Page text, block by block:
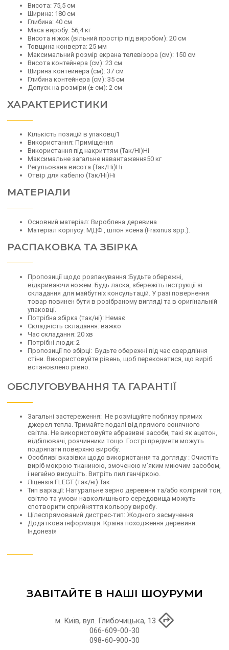
Висота: 75,5 см
Ширина: 180 см
Глибина: 40 см
Маса виробу: 56,4 кг
Висота ніжок (вільний простір під виробом): 20 см
Товщина конверта: 25 мм
Максимальний розмір екрана телевізора (см): 150 см
Висота контейнера (см): 23 см
Ширина контейнера (см): 37 см
Глибина контейнера (см): 35 см
Допуск на розміри (± см): 2 см
ХАРАКТЕРИСТИКИ
Кількість позицій в упаковці1
Використання: Приміщення
Використання під накриттям (Так/Ні)Ні
Максимальне загальне навантаження50 кг
Регульована висота (Так/Ні)Ні
Отвір для кабелю (Так/Ні)Ні
МАТЕРІАЛИ
Основний матеріал: Вироблена деревина
Матеріал корпусу: МДФ , шпон ясена (Fraxinus spp.).
РАСПАКОВКА ТА ЗБІРКА
Пропозиції щодо розпакування :Будьте обережні,
відкриваючи ножем. Будь ласка, збережіть інструкції зі
складання для майбутніх консультацій. У разі повернення
товар повинен бути в розібраному вигляді та в оригінальній
упаковці.
Потрібна збірка (так/ні): Немає
Складність складання: важко
Час складання: 20 хв
Потрібні люди: 2
Пропозиції по збірці: Будьте обережні під час свердління
стіни. Використовуйте рівень, щоб переконатися, що виріб
встановлено рівно.
ОБСЛУГОВУВАННЯ ТА ГАРАНТІЇ
Загальні застереження: Не розміщуйте поблизу прямих
джерел тепла. Тримайте подалі від прямого сонячного
світла. Не використовуйте абразивні засоби, такі як ацетон,
відбілювачі, розчинники тощо. Гострі предмети можуть
подряпати поверхню виробу.
Особливі вказівки щодо використання та догляду : Очистіть
виріб мокрою тканиною, змоченою м’яким миючим засобом,
і негайно висушіть. Витріть пил ганчіркою.
Ліцензія FLEGT (так/ні) Так
Тип варіації: Натуральне зерно деревини та/або колірний тон,
світло та умови навколишнього середовища можуть
спотворити сприйняття кольору виробу.
Цілеспрямований дистрес-тип: Жодного засмучення
Додаткова інформація: Країна походження деревини:
Індонезія
ЗАВІТАЙТЕ В НАШІ ШОУРУМИ
м. Київ, вул. Глибочицька, 13
066-609-00-30
098-60-900-30